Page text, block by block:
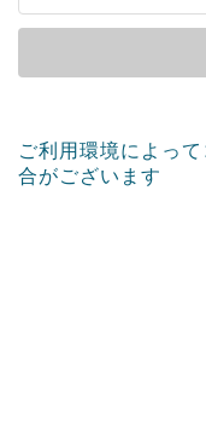
ご利用環境によっ
合がございます